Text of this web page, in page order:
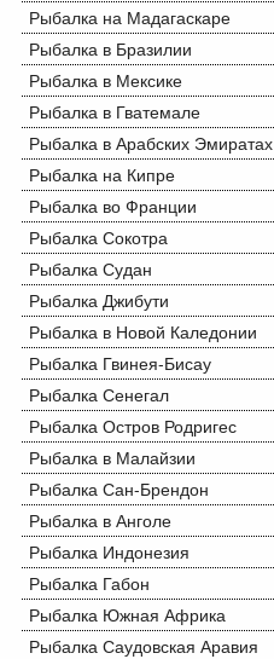
Рыбалка на Мадагаскаре
Рыбалка в Бразилии
Рыбалка в Мексике
Рыбалка в Гватемале
Рыбалка в Арабских Эмиратах
Рыбалка на Кипре
Рыбалка во Франции
Рыбалка Сокотра
Рыбалка Судан
Рыбалка Джибути
Рыбалка в Новой Каледонии
Рыбалка Гвинея-Бисау
Рыбалка Сенегал
Рыбалка Остров Родригес
Рыбалка в Малайзии
Рыбалка Сан-Брендон
Рыбалка в Анголе
Рыбалка Индонезия
Рыбалка Габон
Рыбалка Южная Африка
Рыбалка Саудовская Аравия